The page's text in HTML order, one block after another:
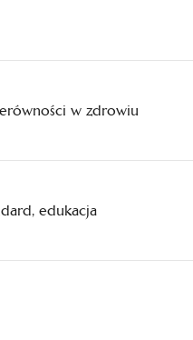
w zdrowiu
edukacja